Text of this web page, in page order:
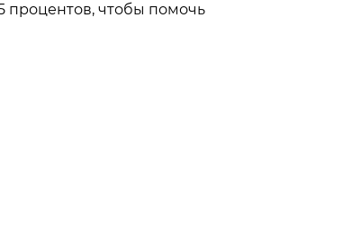
процентов, чтобы помочь